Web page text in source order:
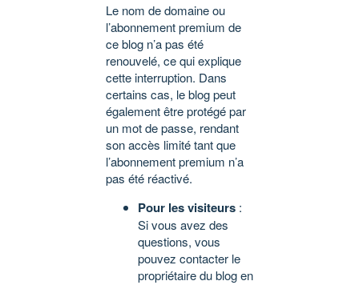
Le nom de domaine ou
l’abonnement premium de
ce blog n’a pas été
renouvelé, ce qui explique
cette interruption. Dans
certains cas, le blog peut
également être protégé par
un mot de passe, rendant
son accès limité tant que
l’abonnement premium n’a
pas été réactivé.
Pour les visiteurs :
Si vous avez des
questions, vous
pouvez contacter le
propriétaire du blog en